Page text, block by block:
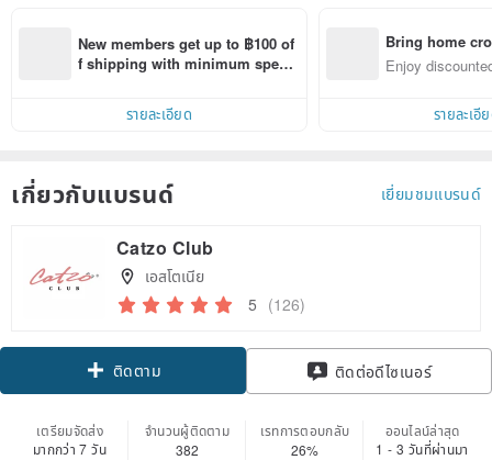
New members get up to ฿100 of
f shipping with minimum spen
within 7 days!
รายละเอียด
Bring home
n with ease
Enjoy
รายละเอี
เกี่ยวกับแบรนด์ เยี่ยมชมแบรนด์
Catzo Club
เอสโตเนีย
5 (126)
ติดตาม ติดต่อดีไซเนอร์
เตรียมจัดส่ง
มากกว่า 7 วัน
จำนวนผู้ติดตาม
382
เรทการตอบกลับ
26%
ออนไลน์ล่าสุด
1 - 3 วันที่ผ่านมา